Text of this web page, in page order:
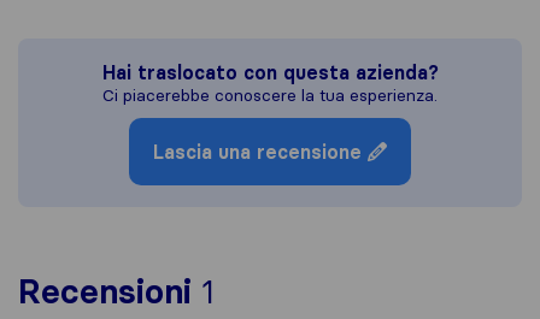
Hai traslocato con questa azienda?
Ci piacerebbe conoscere la tua esperienza.
Lascia una recensione
Recensioni 1